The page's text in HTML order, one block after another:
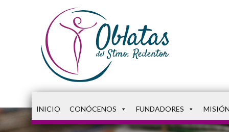
INICIO CONÓCENOS FUNDADORES MISIÓN